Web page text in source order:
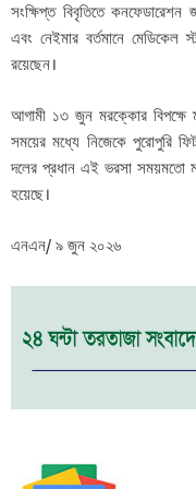
সংক্ষিপ্ত বিবৃতিতে কনফেডারেশন
এবং নেইমার বর্তমানে মেডিকেল
রয়েছেন।
আগামী ১৩ জুন মরক্কোর বিপক্ষে
সময়ের মধ্যে নিজেকে পুরোপুরি
দলের প্রধান এই ভরসা সময়মতো
হয়েছে।
এনএন/ ৯ জুন ২০২৬